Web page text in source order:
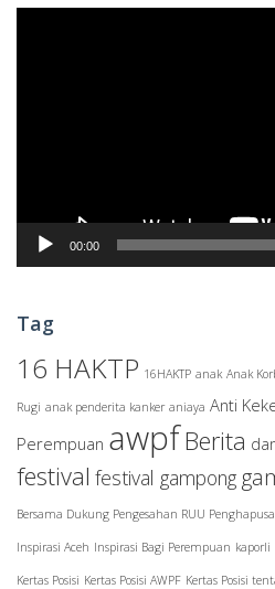
00:00
Tag
16 HAKTP 16HAKTP anak Anak
Rugi anak penderita kanker aniaya Anti
Perempuan awpfBerita
festival festival gampong
Bersama Dukung Pengesahan RUU
Inspirasi Aceh Inspirasi Bagi Perempuan kaporli
Kertas Posisi Kertas Posisi AWPF Kertas Posisi